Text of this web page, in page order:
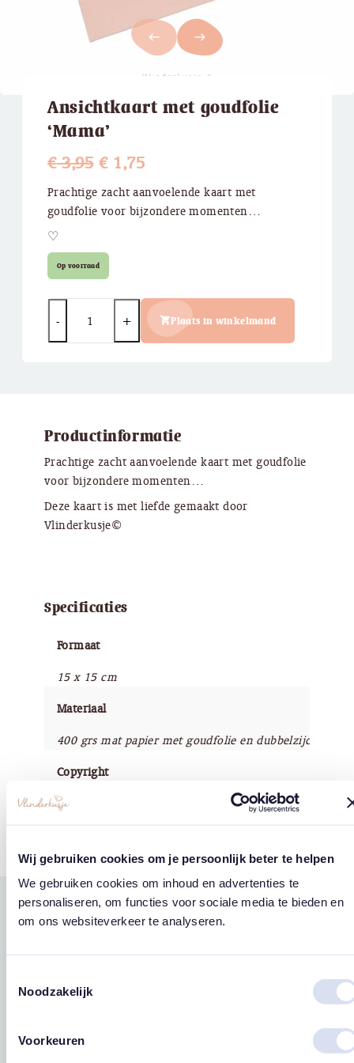
Wij gebruiken cookies om je persoonlijk beter te helpen
We gebruiken cookies om inhoud en advertenties te
personaliseren, om functies voor sociale media te bieden en
om ons websiteverkeer te analyseren.
Noodzakelijk
Voorkeuren
west east
Ansichtkaart met goudfolie
‘Mama’
€3,95 Oorspronkelijke
prijs
was:
€1,75Huidige
prijs
is:
Prachtige zacht aanvoelende kaart met
goudfolie voor bijzondere momenten…
♡
Op voorraad
Plaats in winkelmand
Productinformatie
Prachtige zacht aanvoelende kaart met goudfolie
voor bijzondere momenten…
Deze kaart is met liefde gemaakt door
Vlinderkusje©
Specificaties
Formaat
15 x 15 cm
Materiaal
400 grs mat papier met goudfolie en dubbelzijdig soft
Copyright
Vlinderkusje®
Gerelateerde